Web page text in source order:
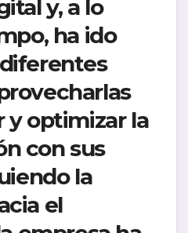
y, a lo
ha ido
y optimizar la
con sus
la
el